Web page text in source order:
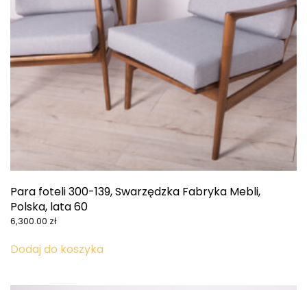
Para foteli 300-139, Swarzędzka Fabryka Mebli,
Polska, lata 60
6,300.00 zł
Dodaj do koszyka